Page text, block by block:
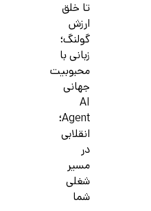
تا خلق
ارزش
گولنگ؛
زبانی با
محبوبیت
جهانی
AI
Agent؛
انقلابی
در
مسیر
شغلی
شما